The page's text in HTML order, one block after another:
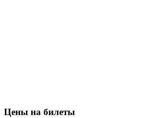
Цены на билеты